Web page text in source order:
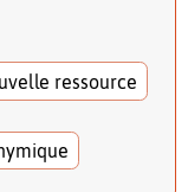
ressource